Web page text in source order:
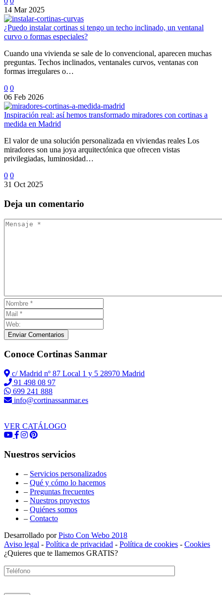
14 Mar 2025
¿Puedo instalar cortinas si tengo un techo inclinado, un ventanal
curvo o formas especiales?
Cuando una vivienda se sale de lo convencional, aparecen muchas
preguntas. Techos inclinados, ventanales curvos, ventanas con
formas irregulares o…
0 0
06 Feb 2026
Inspiración real: así hemos transformado miradores con cortinas a
medida en Madrid
El valor de una solución personalizada en viviendas reales Los
miradores son una joya arquitectónica que ofrecen vistas
privilegiadas, luminosidad…
0 0
31 Oct 2025
Deja un comentario
Enviar Comentarios
Conoce Cortinas Sanmar
c/ Madrid nº 87 Local 1 y 5 28970 Madrid
91 498 08 97
699 241 888
info@cortinassanmar.es
VER CATÁLOGO
Nuestros servicios
– Servicios personalizados
– Qué y cómo lo hacemos
– Preguntas frecuentes
– Nuestros proyectos
– Quiénes somos
– Contacto
Desarrollado porPisto Con Webo 2018
Aviso legal - Política de privacidad - Política de cookies - Cookies
¿Quieres que te llamemos GRATIS?